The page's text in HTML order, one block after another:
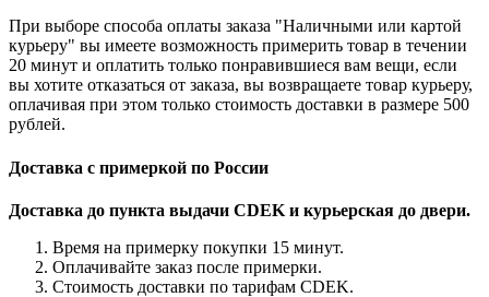
При выборе способа оплаты заказа "Наличными или картой
курьеру" вы имеете возможность примерить товар в течении
20 минут и оплатить только понравившиеся вам вещи, если
вы хотите отказаться от заказа, вы возвращаете товар курьеру,
оплачивая при этом только стоимость доставки в размере 500
рублей.
Доставка с примеркой по России
Доставка до пункта выдачи CDEK и курьерская до двери.
Время на примерку покупки 15 минут.
Оплачивайте заказ после примерки.
Стоимость доставки по тарифам CDEK.